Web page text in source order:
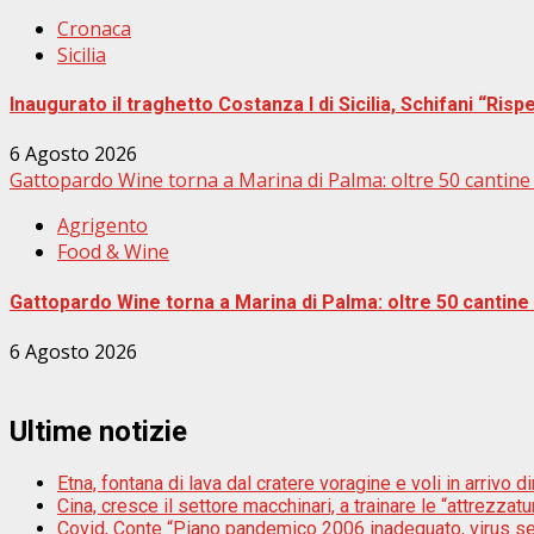
Cronaca
Sicilia
Inaugurato il traghetto Costanza I di Sicilia, Schifani
6 Agosto 2026
Gattopardo Wine torna a Marina di Palma: oltre 50
Agrigento
Food & Wine
Gattopardo Wine torna a Marina di Palma: oltre 50
6 Agosto 2026
Ultime notizie
Etna, fontana di lava dal cratere voragine e voli in arrivo
Cina, cresce il settore macchinari, a trainare le
Covid, Conte “Piano pandemico 2006 inadeguato, virus